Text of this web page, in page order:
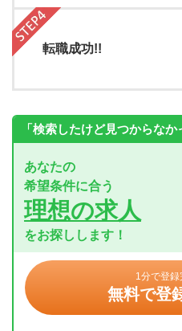
転職成功!!
「検索したけど見つからなか
あなたの
希望条件に合う
理想の求人
をお探しします！
1分で登録
無料で登